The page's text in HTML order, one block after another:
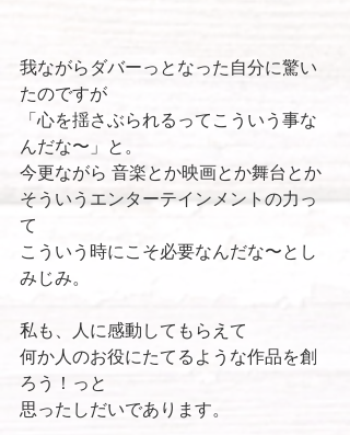
我ながらダバーっとなった自分に驚い
たのですが
「心を揺さぶられるってこういう事な
んだな〜」と。
今更ながら 音楽とか映画とか舞台とか
そういうエンターテインメントの力っ
て
こういう時にこそ必要なんだな〜とし
みじみ。
私も、人に感動してもらえて
何か人のお役にたてるような作品を創
ろう！っと
思ったしだいであります。